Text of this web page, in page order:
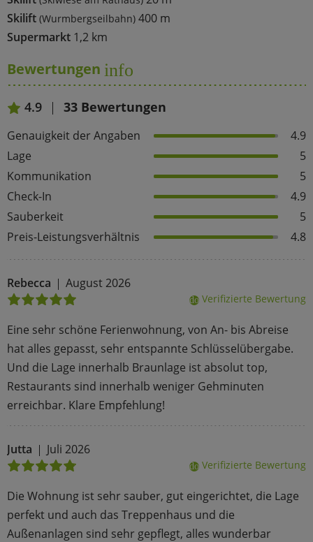
Skilift (Wurmbergseilbahn) 400 m
Supermarkt 1,2 km
Bewertungen info
4.9 33 Bewertungen
Genauigkeit der Angaben
4.9
Lage
5
Kommunikation
5
Check-In
4.9
Sauberkeit
5
Preis-Leistungsverhältnis
4.8
Rebecca August 2026
doneVerifizierte Bewertung
Eine sehr schöne Ferienwohnung, von An- bis Abreise
hat alles gepasst, sehr entspannte Schlüsselübergabe.
Und die Lage innerhalb Braunlage ist absolut top,
Restaurants sind innerhalb weniger Gehminuten
erreichbar. Klare Empfehlung!
Jutta Juli 2026
doneVerifizierte Bewertung
Die Wohnung ist sehr sauber, gut eingerichtet, die Lage
perfekt und auch das Treppenhaus und die
Außenanlagen sind sehr gepflegt, alles wunderbar